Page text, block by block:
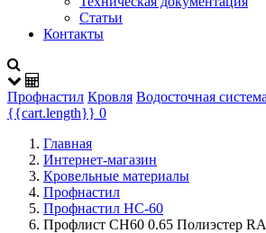
Статьи
Контакты
Профнастил Кровля Водосточная система
{{cart.length}} 0
Главная
Интернет-магазин
Кровельные материалы
Профнастил
Профнастил НС-60
Профлист СН60 0.65 Полиэстер